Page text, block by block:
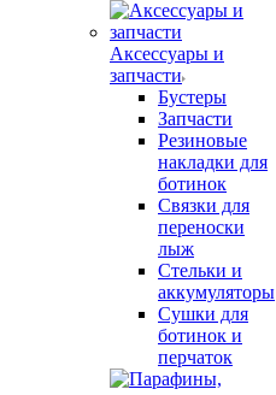
Аксессуары и
запчасти
Бустеры
Запчасти
Резиновые
накладки для
ботинок
Связки для
переноски
лыж
Стельки и
аккумуляторы
Сушки для
ботинок и
перчаток